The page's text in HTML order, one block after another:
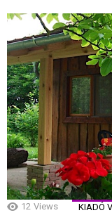
12 Views KIADÓ